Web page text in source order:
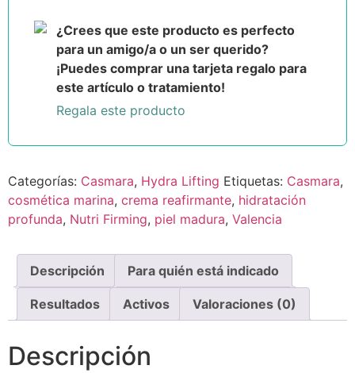
¿Crees que este producto es perfecto
para un amigo/a o un ser querido?
¡Puedes comprar una tarjeta regalo para
este artículo o tratamiento!
Regala este producto
Categorías: Casmara, Hydra Lifting Etiquetas: Casmara,
cosmética marina, crema reafirmante, hidratación
profunda, Nutri Firming, piel madura, Valencia
Descripción Para quién está indicado
Resultados Activos Valoraciones (0)
Descripción